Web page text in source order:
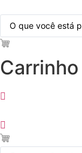
para
o
conteúdo
Pesquisar
Carrinho
Pesquisar